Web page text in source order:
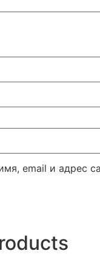
email и адрес